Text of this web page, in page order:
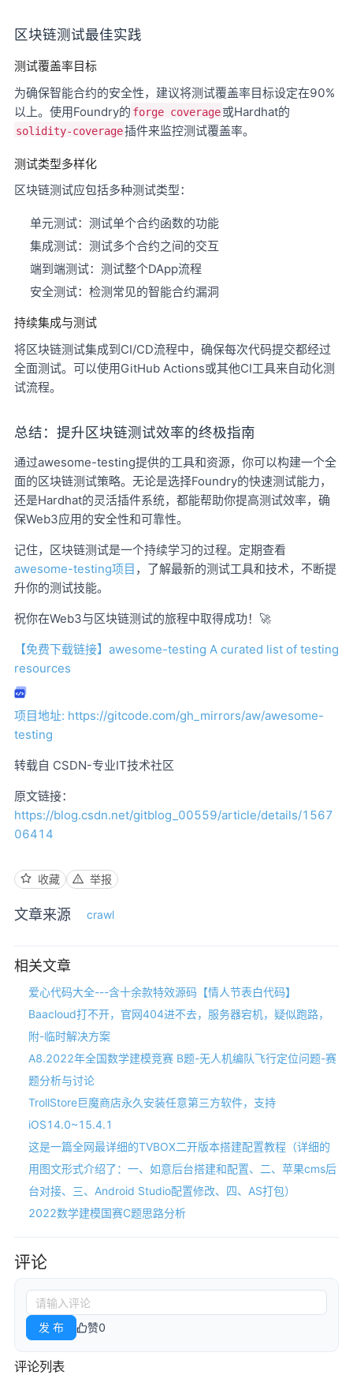
区块链测试最佳实践
测试覆盖率目标
为确保智能合约的安全性，建议将测试覆盖率目标设定在90%
以上。使用Foundry的 forge coverage或Hardhat的
solidity-coverage插件来监控测试覆盖率。
测试类型多样化
区块链测试应包括多种测试类型：
单元测试：测试单个合约函数的功能
集成测试：测试多个合约之间的交互
端到端测试：测试整个DApp流程
安全测试：检测常见的智能合约漏洞
持续集成与测试
将区块链测试集成到CI/CD流程中，确保每次代码提交都经过
全面测试。可以使用GitHub Actions或其他CI工具来自动化测
试流程。
总结：提升区块链测试效率的终极指南
通过awesome-testing提供的工具和资源，你可以构建一个全
面的区块链测试策略。无论是选择Foundry的快速测试能力，
还是Hardhat的灵活插件系统，都能帮助你提高测试效率，确
保Web3应用的安全性和可靠性。
记住，区块链测试是一个持续学习的过程。定期查看
awesome-testing项目 ，了解最新的测试工具和技术，不断提
升你的测试技能。
祝你在Web3与区块链测试的旅程中取得成功！🚀
【免费下载链接】awesome-testing A curated list of testing
resources
项目地址: https://gitcode.com/gh_mirrors/aw/awesome-
testing
转载自 CSDN-专业IT技术社区
原文链接：
https://blog.csdn.net/gitblog_00559/article/details/1567
06414
收藏 举报
文章来源 crawl
相关文章
爱心代码大全---含十余款特效源码【情人节表白代码】
Baacloud打不开，官网404进不去，服务器宕机，疑似跑路，
附-临时解决方案
A8.2022年全国数学建模竞赛 B题-无人机编队飞行定位问题-赛
题分析与讨论
TrollStore巨魔商店永久安装任意第三方软件，支持
iOS14.0~15.4.1
这是一篇全网最详细的TVBOX二开版本搭建配置教程（详细的
用图文形式介绍了：一、如意后台搭建和配置、二、苹果cms后
台对接、三、Android Studio配置修改、四、AS打包）
2022数学建模国赛C题思路分析
评论
发 布 赞0
评论列表